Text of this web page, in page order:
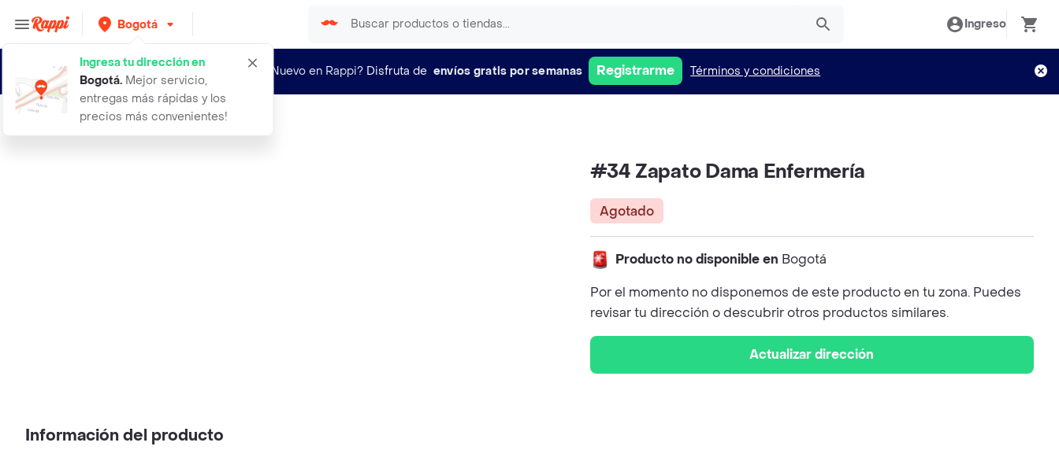
Bogotá
Ingresa tu dirección en
Bogotá. Mejor servicio,
entregas más rápidas y los
precios más convenientes!
Ingreso
¿Nuevo en Rappi? Disfruta de envíos gratis por semanas Registrarme Términos y condiciones
34 zapato dama enfermeria
#34 Zapato Dama Enfermería
Agotado
Producto no disponible en Bogotá
Por el momento no disponemos de este producto en tu zona. Puedes
revisar tu dirección o descubrir otros productos similares.
Actualizar dirección
Información del producto